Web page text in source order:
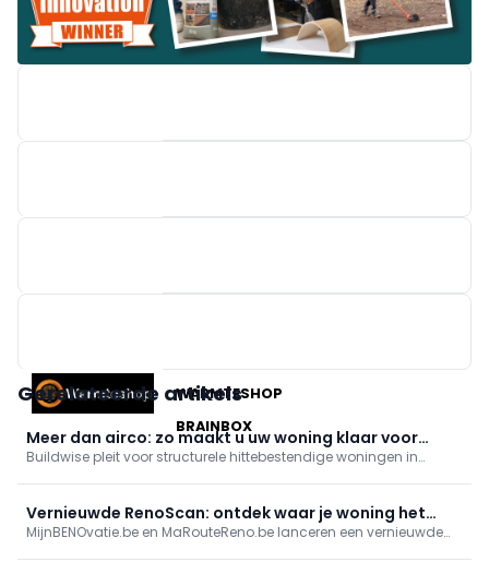
BRAINBOX
WARMTESHOP
Gerelateerde artikels
Meer dan airco: zo maakt u uw woning klaar voor
hittegolven
Buildwise pleit voor structurele hittebestendige woningen in
oververhitting. Houd overdag ramen dicht, ventileer ’s nachts.
Investeren nu verhoogt comfort en verlaagt koelbehoefte.
Vernieuwde RenoScan: ontdek waar je woning het
meest energie bespaart
MijnBENOvatie.be en MaRouteReno.be lanceren een vernieuwde